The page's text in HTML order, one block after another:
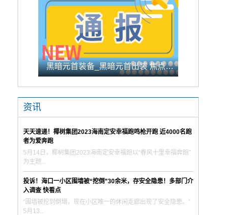
黑暗元首装备_黑暗元首出装 焦点报道
资讯
天天速递！椰树集团2023海南定安幸福跑鸣枪开跑 近4000名跑
者为爱奔跑
5月14日，椰树集团2023海南定安幸福跑以“春风十里幸福奔跑”
为主题...
投诉！海口一小区围墙被“挖倒”30余米，存安全隐患！多部门介
入调查 快看点
“围墙被挖到倒塌，现在小区唯一的休闲走廊出现了安全隐患。”
5月13...